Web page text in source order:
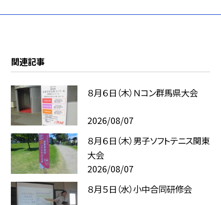
関連記事
８月６日（木）Ｎコン群馬県大会
2026/08/07
８月６日（木）男子ソフトテニス関東
大会
2026/08/07
８月５日（水）小中合同研修会